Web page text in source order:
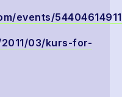
events/
03/kurs-for-